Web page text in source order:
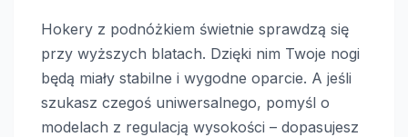
Hokery z podnóżkiem świetnie sprawdzą się
przy wyższych blatach. Dzięki nim Twoje nogi
będą miały stabilne i wygodne oparcie. A jeśli
szukasz czegoś uniwersalnego, pomyśl o
modelach z regulacją wysokości – dopasujesz